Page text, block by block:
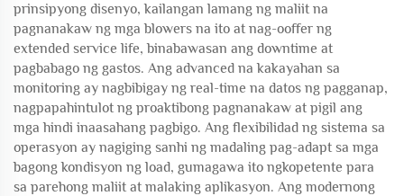
prinsipyong disenyo, kailangan lamang ng maliit na
pagnanakaw ng mga blowers na ito at nag-ooffer ng
extended service life, binabawasan ang downtime at
pagbabago ng gastos. Ang advanced na kakayahan sa
monitoring ay nagbibigay ng real-time na datos ng pagganap,
nagpapahintulot ng proaktibong pagnanakaw at pigil ang
mga hindi inaasahang pagbigo. Ang flexibilidad ng sistema sa
operasyon ay nagiging sanhi ng madaling pag-adapt sa mga
bagong kondisyon ng load, gumagawa ito ngkopetente para
sa parehong maliit at malaking aplikasyon. Ang modernong